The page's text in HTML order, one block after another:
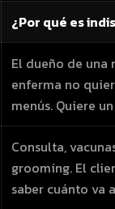
¿Por qué es
El dueño de una
enferma no
menús. Quiere
Consulta,
grooming. El
saber cuánto va